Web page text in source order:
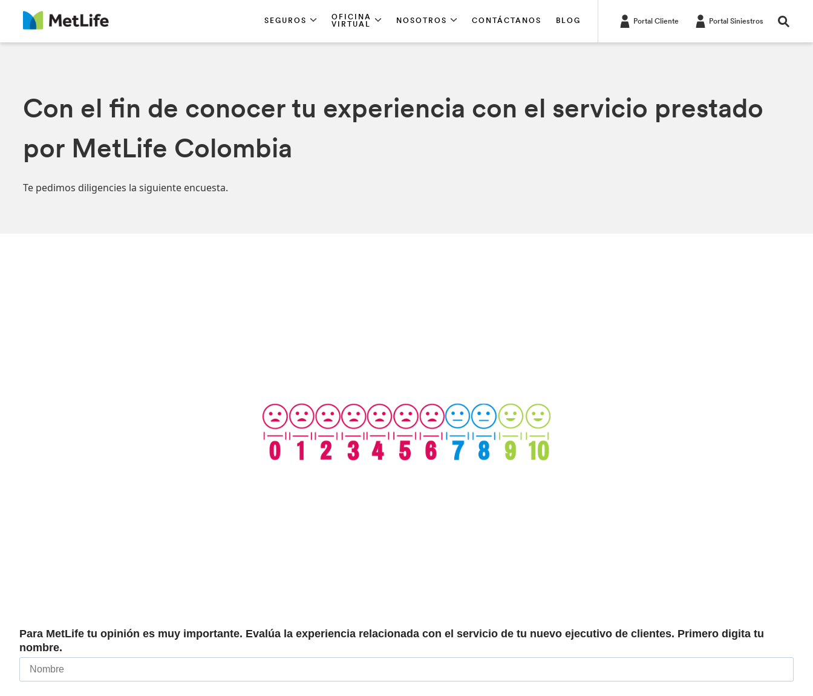
SEGUROS
OFICINA
VIRTUAL
NOSOTROS CONTÁCTANOS BLOG Portal Cliente Portal Siniestros
Con el fin de conocer tu experiencia con el servicio prestado
por MetLife Colombia
Te pedimos diligencies la siguiente encuesta.
Para MetLife tu opinión es muy importante. Evalúa la experiencia relacionada con el servicio de tu nuevo ejecutivo de clientes. Primero digita tu
nombre.